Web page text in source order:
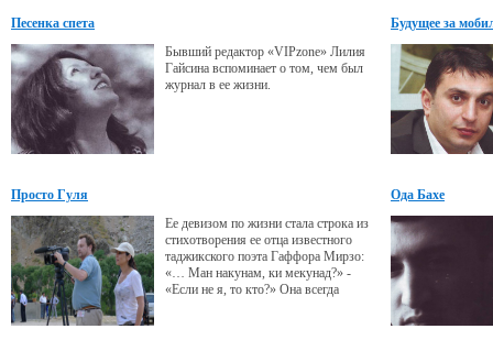
Песенка спета
Бывший редактор «VIPzone» Лилия
Гайсина вспоминает о том, чем был
журнал в ее жизни.
Будущее за
Просто Гуля
Ее девизом по жизни стала строка из
стихотворения ее отца известного
таджикского поэта Гаффора Мирзо:
«… Ман накунам, ки мекунад?» -
«Если не я, то кто?» Она всегда
Ода Бахе